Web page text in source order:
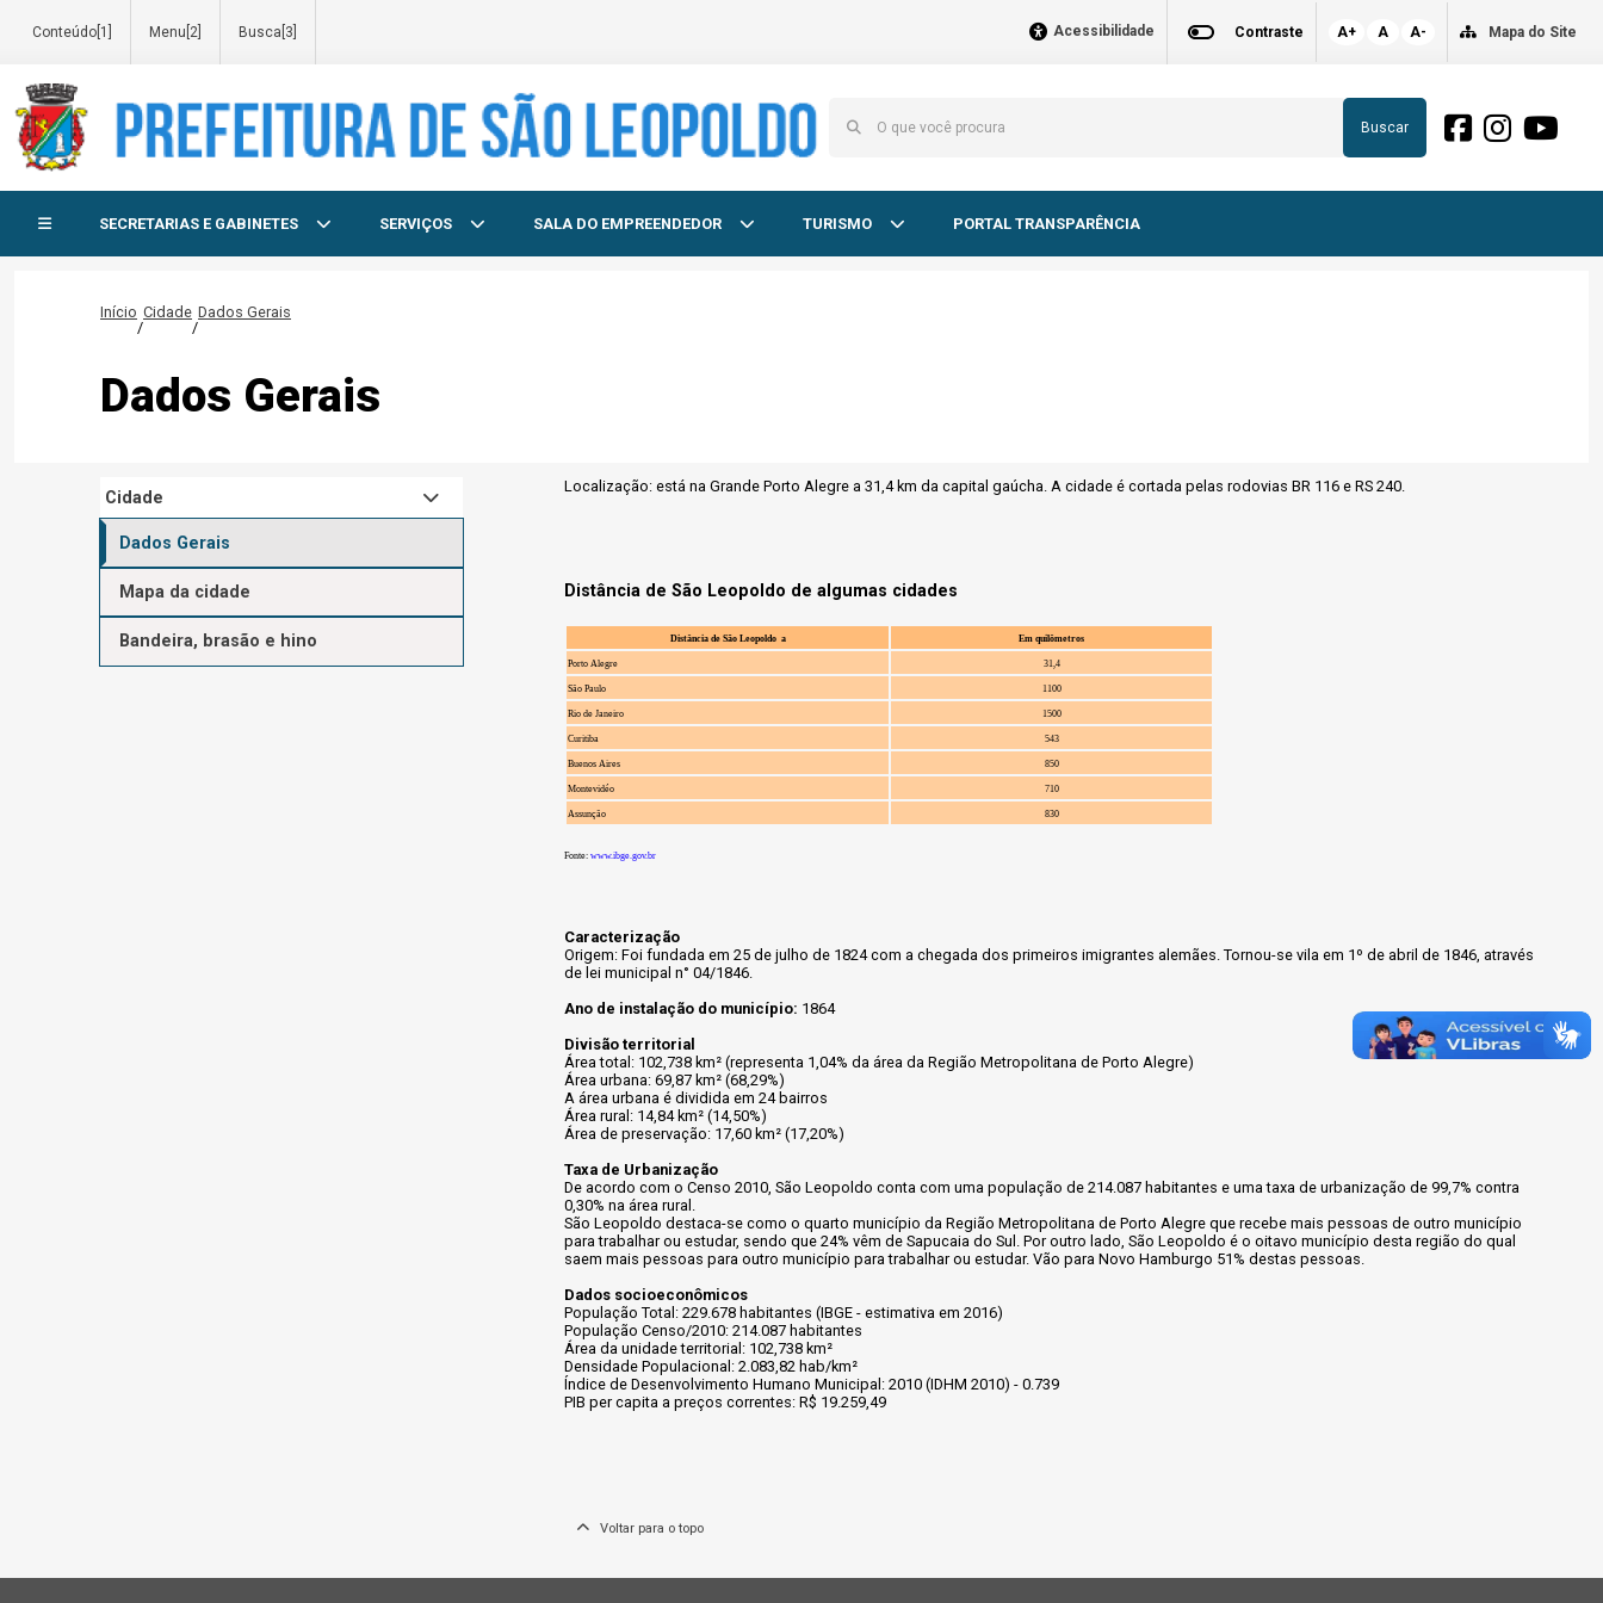
Conteúdo[1] Menu[2] Busca[3] Acessibilidade Contraste A+ A A- Mapa do Site
Buscar
SECRETARIAS E GABINETES SERVIÇOS SALA DO EMPREENDEDOR TURISMO PORTAL TRANSPARÊNCIA
Início
/
Cidade
/
Dados Gerais
Dados Gerais
Cidade
Dados Gerais
Mapa da cidade
Bandeira, brasão e hino
Localização: está na Grande Porto Alegre a 31,4 km da capital gaúcha. A cidade é cortada pelas rodovias BR 116 e RS 240.
Distância de São Leopoldo de algumas cidades
Distância de São Leopoldo a Em quilômetros
Porto Alegre 31,4
São Paulo 1100
Rio de Janeiro 1500
Curitiba 543
Buenos Aires 850
Montevidéo 710
Assunção 830
Fonte:www.ibge.gov.br
Caracterização
Origem: Foi fundada em 25 de julho de 1824 com a chegada dos primeiros imigrantes alemães. Tornou-se vila em 1º de abril de 1846, através
de lei municipal n° 04/1846.
Ano de instalação do município: 1864
Divisão territorial
Área total: 102,738 km² (representa 1,04% da área da Região Metropolitana de Porto Alegre)
Área urbana: 69,87 km² (68,29%)
A área urbana é dividida em 24 bairros
Área rural: 14,84 km² (14,50%)
Área de preservação: 17,60 km² (17,20%)
Taxa de Urbanização
De acordo com o Censo 2010, São Leopoldo conta com uma população de 214.087 habitantes e uma taxa de urbanização de 99,7% contra
0,30% na área rural.
São Leopoldo destaca-se como o quarto município da Região Metropolitana de Porto Alegre que recebe mais pessoas de outro município
para trabalhar ou estudar, sendo que 24% vêm de Sapucaia do Sul. Por outro lado, São Leopoldo é o oitavo município desta região do qual
saem mais pessoas para outro município para trabalhar ou estudar. Vão para Novo Hamburgo 51% destas pessoas.
Dados socioeconômicos
População Total: 229.678 habitantes (IBGE - estimativa em 2016)
População Censo/2010: 214.087 habitantes
Área da unidade territorial: 102,738 km²
Densidade Populacional: 2.083,82 hab/km²
Índice de Desenvolvimento Humano Municipal: 2010 (IDHM 2010) - 0.739
PIB per capita a preços correntes: R$ 19.259,49
Voltar para o topo